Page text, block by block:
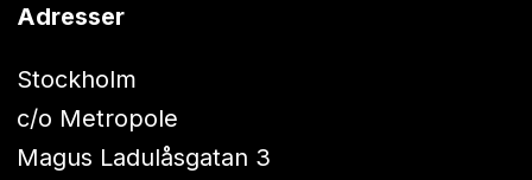
Adresser
Stockholm
c/o Metropole
Magus Ladulåsgatan 3